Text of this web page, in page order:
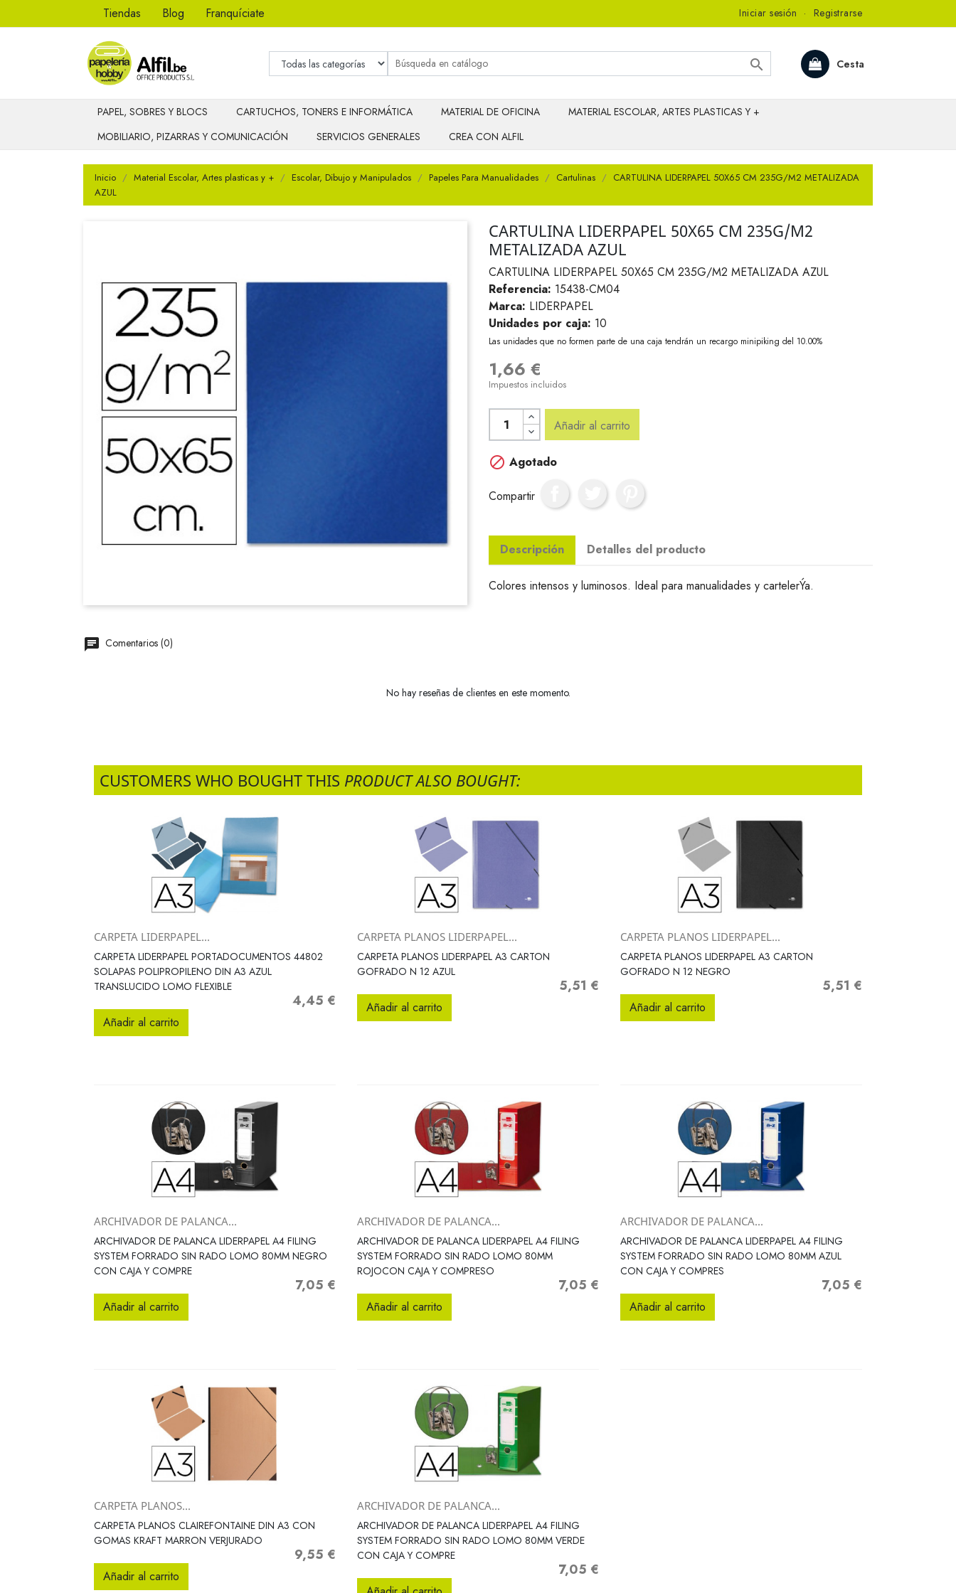
Tiendas Blog Franquíciate Iniciar sesión · Registrarse
Cesta

PAPEL, SOBRES Y BLOCS CARTUCHOS, TONERS E INFORMÁTICA MATERIAL DE OFICINA
MATERIAL ESCOLAR, ARTES PLASTICAS Y +
MOBILIARIO, PIZARRAS Y COMUNICACIÓN
SERVICIOS GENERALES CREA CON ALFIL
Inicio Material Escolar, Artes plasticas y + Escolar, Dibujo y Manipulados Papeles Para Manualidades Cartulinas
CARTULINA LIDERPAPEL 50X65 CM 235G/M2 METALIZADA
AZUL
CARTULINA LIDERPAPEL 50X65 CM 235G/M2
METALIZADA AZUL
CARTULINA LIDERPAPEL 50X65 CM 235G/M2 METALIZADA AZUL
Referencia: 15438-CM04
Marca: LIDERPAPEL
Unidades por caja: 10
Las unidades que no formen parte de una caja tendrán un recargo minipiking del 10.00%
1,66 €
Impuestos incluidos
Añadir al carrito
 Agotado
Compartir
Descripción Detalles del producto
Colores intensos y luminosos. Ideal para manualidades y cartelerÝa.
Comentarios (0)
No hay reseñas de clientes en este momento.
CUSTOMERS WHO BOUGHT THIS PRODUCT ALSO BOUGHT:
Vista rápida
CARPETA LIDERPAPEL...
CARPETA LIDERPAPEL PORTADOCUMENTOS 44802
SOLAPAS POLIPROPILENO DIN A3 AZUL
TRANSLUCIDO LOMO FLEXIBLE
Precio
4,45 €
Añadir al carrito
Vista rápida
CARPETA PLANOS LIDERPAPEL...
CARPETA PLANOS LIDERPAPEL A3 CARTON
GOFRADO N 12 AZUL
Precio
5,51 €
Añadir al carrito
Vista rápida
CARPETA PLANOS LIDERPAPEL...
CARPETA PLANOS LIDERPAPEL A3 CARTON
GOFRADO N 12 NEGRO
Precio
5,51 €
Añadir al carrito
 Vista rápida
ARCHIVADOR DE PALANCA...
ARCHIVADOR DE PALANCA LIDERPAPEL A4 FILING
SYSTEM FORRADO SIN RADO LOMO 80MM NEGRO
CON CAJA Y COMPRE
Precio
7,05 €
Añadir al carrito
 Vista rápida
ARCHIVADOR DE PALANCA...
ARCHIVADOR DE PALANCA LIDERPAPEL A4 FILING
SYSTEM FORRADO SIN RADO LOMO 80MM
ROJOCON CAJA Y COMPRESO
Precio
7,05 €
Añadir al carrito
 Vista rápida
ARCHIVADOR DE PALANCA...
ARCHIVADOR DE PALANCA LIDERPAPEL A4 FILING
SYSTEM FORRADO SIN RADO LOMO 80MM AZUL
CON CAJA Y COMPRES
Precio
7,05 €
Añadir al carrito
 Vista rápida
CARPETA PLANOS...
CARPETA PLANOS CLAIREFONTAINE DIN A3 CON
GOMAS KRAFT MARRON VERJURADO
Precio
9,55 €
Añadir al carrito
 Vista rápida
ARCHIVADOR DE PALANCA...
ARCHIVADOR DE PALANCA LIDERPAPEL A4 FILING
SYSTEM FORRADO SIN RADO LOMO 80MM VERDE
CON CAJA Y COMPRE
Precio
7,05 €